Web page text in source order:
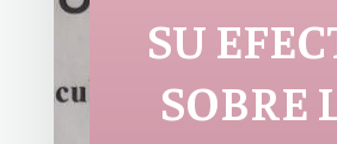
SU
SOBRE